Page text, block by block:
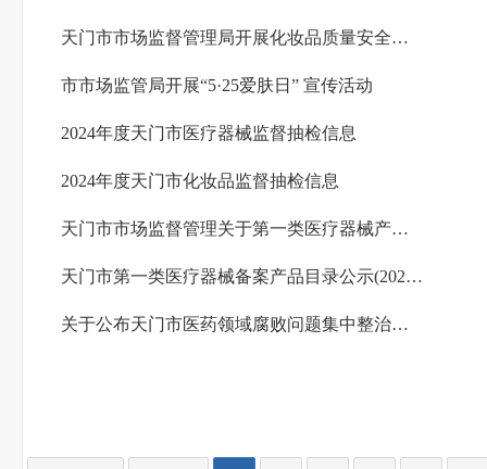
天门市市场监督管理局开展化妆品质量安全检查
市市场监管局开展“5·25爱肤日” 宣传活动
2024年度天门市医疗器械监督抽检信息
2024年度天门市化妆品监督抽检信息
天门市市场监督管理关于第一类医疗器械产品备案信息公告（2024年第四季度）
天门市第一类医疗器械备案产品目录公示(2024一季度)
关于公布天门市医药领域腐败问题集中整治举报电话的通告